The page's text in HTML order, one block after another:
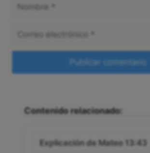
Contenido relacionado:
Explicación de Mateo 13:43